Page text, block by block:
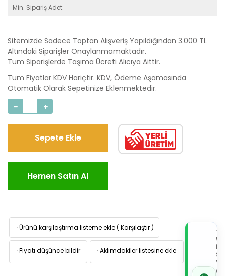
Min. Sipariş Adet:
Sitemizde Sadece Toptan Alışveriş Yapıldığından 3.000 TL
Altındaki Siparişler Onaylanmamaktadır.
Tüm Siparişlerde Taşıma Ücreti Alıcıya Aittir.
Tüm Fiyatlar KDV Hariçtir. KDV, Ödeme Aşamasında
Otomatik Olarak Sepetinize Eklenmektedir.
Sepete Ekle
Hemen Satın Al
·Ürünü karşılaştırma listeme ekle ( Karşılaştır )
·Fiyatı düşünce bildir ·Aklımdakiler listesine ekle
İLE